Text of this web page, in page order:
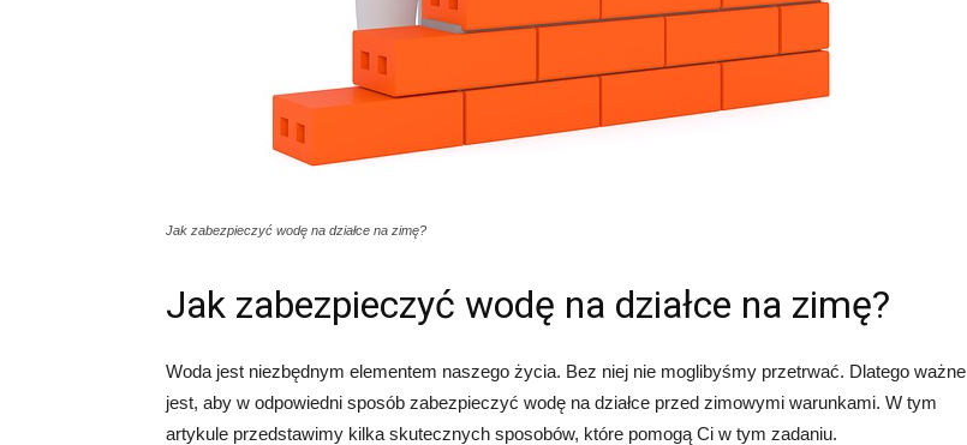
Jak zabezpieczyć wodę na działce na zimę?
Jak zabezpieczyć wodę na działce na zimę?
Woda jest niezbędnym elementem naszego życia. Bez niej nie moglibyśmy przetrwać. Dlatego ważne
jest, aby w odpowiedni sposób zabezpieczyć wodę na działce przed zimowymi warunkami. W tym
artykule przedstawimy kilka skutecznych sposobów, które pomogą Ci w tym zadaniu.